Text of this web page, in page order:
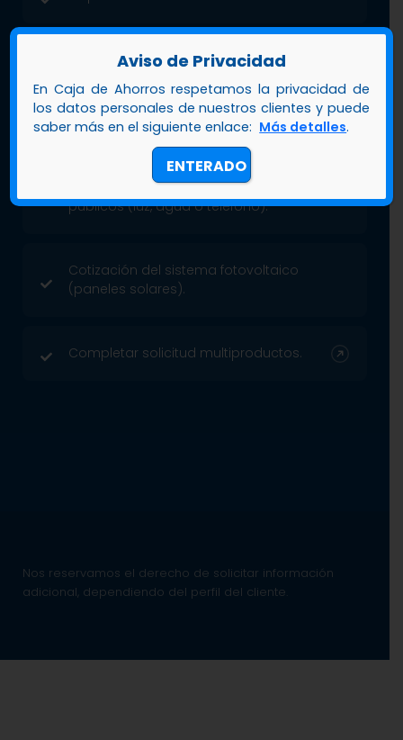
Copia del carnet de Jubilado.
Último talonario de pago.
Último recibo de pago de servicios
públicos (luz, agua o teléfono).
Cotización del sistema fotovoltaico
(paneles solares).
Completar solicitud multiproductos.
Nos reservamos el derecho de solicitar información
adicional, dependiendo del perfil del cliente.
Aviso de Privacidad
En Caja de Ahorros respetamos la privacidad de
los datos personales de nuestros clientes y puede
saber más en el siguiente enlace: Más detalles.
ENTERADO